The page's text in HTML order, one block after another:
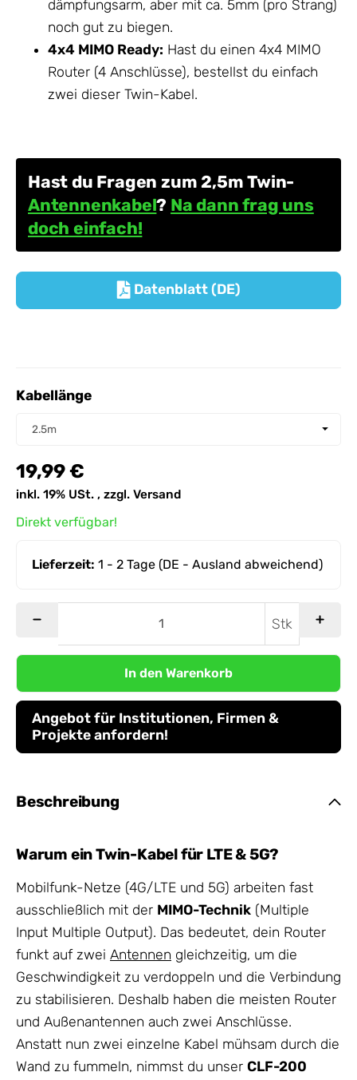
dämpfungsarm, aber mit ca. 5mm (pro Strang)
noch gut zu biegen.
4x4 MIMO Ready: Hast du einen 4x4 MIMO
Router (4 Anschlüsse), bestellst du einfach
zwei dieser Twin-Kabel.
Hast du Fragen zum 2,5m Twin-
Antennenkabel? Na dann frag uns
doch einfach!
Datenblatt (DE)
Kabellänge
2.5m
19,99 €
inkl. 19% USt. , zzgl. Versand
Direkt verfügbar!
Lieferzeit:1 - 2 Tage (DE - Ausland abweichend)
Stk
In den Warenkorb
Angebot für Institutionen, Firmen &
Projekte anfordern!
Beschreibung
Warum ein Twin-Kabel für LTE & 5G?
Mobilfunk-Netze (4G/LTE und 5G) arbeiten fast
ausschließlich mit der MIMO-Technik (Multiple
Input Multiple Output). Das bedeutet, dein Router
funkt auf zwei Antennen gleichzeitig, um die
Geschwindigkeit zu verdoppeln und die Verbindung
zu stabilisieren. Deshalb haben die meisten Router
und Außenantennen auch zwei Anschlüsse.
Anstatt nun zwei einzelne Kabel mühsam durch die
Wand zu fummeln, nimmst du unser CLF-200